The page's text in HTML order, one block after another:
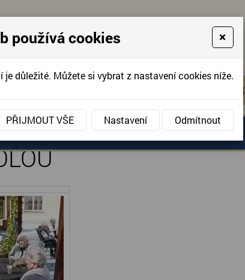
KONTAKTUJTE NÁS
KONTAKTUJTE NÁS
AKCE, FOTOGRAFIE DOBROVOLNICTVÍ
používá cookies ×
je důležité. Můžete si vybrat z nastavení cookies níže.
PŘIJMOUT VŠE Nastavení Odmítnout